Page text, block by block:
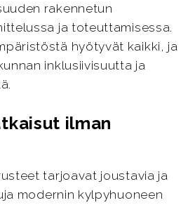
rakennetun
ja toteuttamisessa.
hyötyvät kaikki, ja
inklusiivisuutta ja
ilman
tarjoavat joustavia ja
modernin kylpyhuoneen